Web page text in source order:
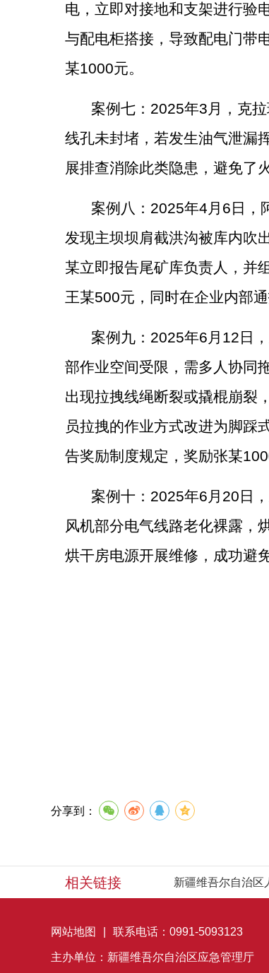
电，立即对接地和支架进行验
与配电柜搭接，导致配电门带
某1000元。
案例七 ： 2025年3月，克
线孔未封堵，若发生油气泄漏
展排查消除此类隐患，避免了
案例 八 ： 2025年4月 6 日，
发现主坝坝肩截洪沟被库内吹
某立即报告尾矿库负责人，并
王某500元，同时在企业内部通
案例 九 ： 2025年6月 12 日
部作业空间受限，需多人协同
出现拉拽线绳断裂或撬棍崩裂
员拉拽的作业方式改进为脚踩
告奖励制度规定，奖励张某
案例十 ： 2025年6月 20 日
风机部分电气线路老化裸露，
烘干房电源开展维修，成功避
分享到：
相关链接 新疆维吾尔自治区
网站地图 联系电话：0991-5093123
主办单位：新疆维吾尔自治区应急管理厅